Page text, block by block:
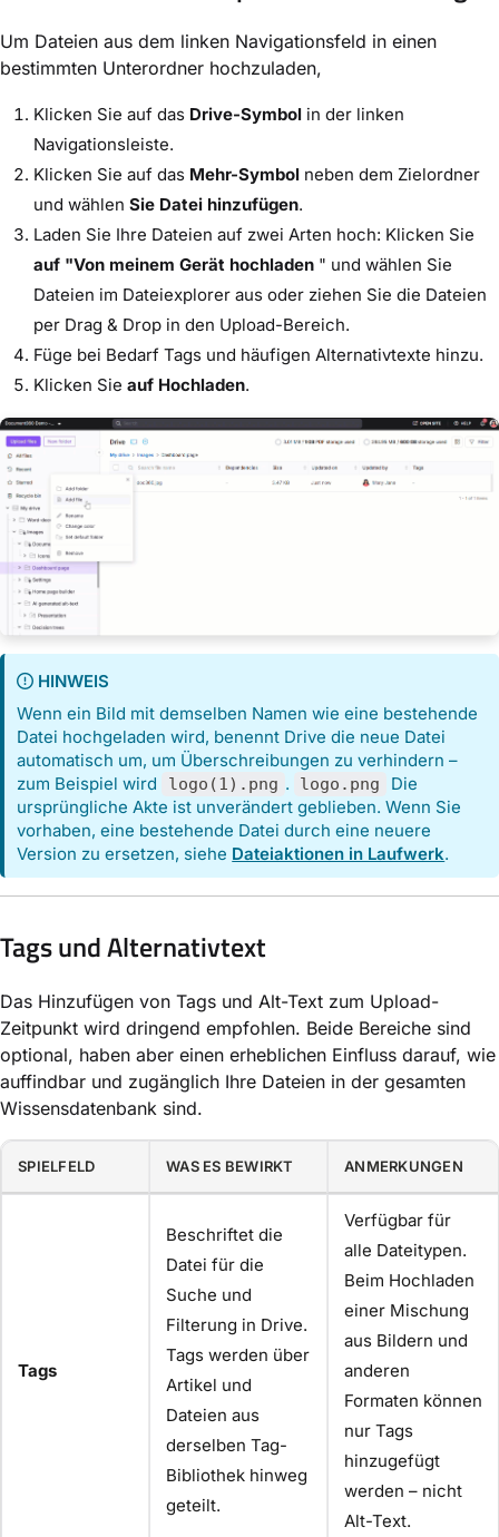
Um Dateien aus dem linken Navigationsfeld in einen
bestimmten Unterordner hochzuladen,
Klicken Sie auf das Drive-Symbol in der linken
Navigationsleiste.
Klicken Sie auf das Mehr-Symbol neben dem Zielordner
und wählen Sie Datei hinzufügen.
Laden Sie Ihre Dateien auf zwei Arten hoch: Klicken Sie
auf "Von meinem Gerät hochladen " und wählen Sie
Dateien im Dateiexplorer aus oder ziehen Sie die Dateien
per Drag & Drop in den Upload-Bereich.
Füge bei Bedarf Tags und häufigen Alternativtexte hinzu.
Klicken Sie auf Hochladen.
HINWEIS
Wenn ein Bild mit demselben Namen wie eine bestehende
Datei hochgeladen wird, benennt Drive die neue Datei
automatisch um, um Überschreibungen zu verhindern –
zum Beispiel wird
logo(1).png . logo.png
Die
ursprüngliche Akte ist unverändert geblieben. Wenn Sie
vorhaben, eine bestehende Datei durch eine neuere
Version zu ersetzen, siehe Dateiaktionen in Laufwerk.
Tags und Alternativtext
Das Hinzufügen von Tags und Alt-Text zum Upload-
Zeitpunkt wird dringend empfohlen. Beide Bereiche sind
optional, haben aber einen erheblichen Einfluss darauf, wie
auffindbar und zugänglich Ihre Dateien in der gesamten
Wissensdatenbank sind.
SPIELFELD WAS ES BEWIRKT ANMERKUNGEN
Tags
Beschriftet die
Datei für die
Suche und
Filterung in Drive.
Tags werden über
Artikel und
Dateien aus
derselben Tag-
Bibliothek hinweg
geteilt.
Verfügbar für
alle Dateitypen.
Beim Hochladen
einer Mischung
aus Bildern und
anderen
Formaten können
nur Tags
hinzugefügt
werden – nicht
Alt-Text.